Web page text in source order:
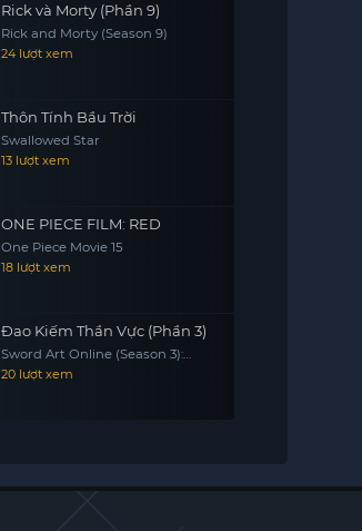
Rick và Morty (Phần 9)
Rick and Morty (Season 9)
24 lượt xem
Thôn Tính Bầu Trời
Swallowed Star
13 lượt xem
ONE PIECE FILM: RED
One Piece Movie 15
18 lượt xem
Đao Kiếm Thần Vực (Phần 3)
Sword Art Online (Season 3):
Alicization & War Of Underworld
20 lượt xem